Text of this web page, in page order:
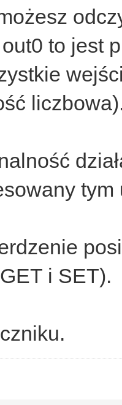
to jest
tym
i SET).